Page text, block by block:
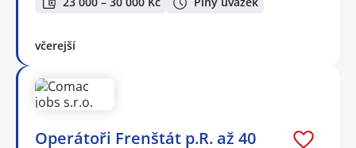
včerejší
Operátoři Frenštát p.R. až 40